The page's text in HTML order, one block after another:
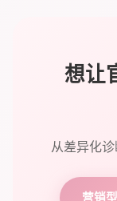
想让
从差异化
营销